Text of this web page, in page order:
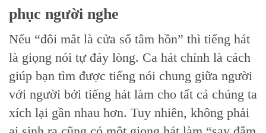
phục người nghe
Nếu “đôi mắt là cửa sổ tâm hồn” thì tiếng hát
là giọng nói tự đáy lòng. Ca hát chính là cách
giúp bạn tìm được tiếng nói chung giữa người
với người bởi tiếng hát làm cho tất cả chúng ta
xích lại gần nhau hơn. Tuy nhiên, không phải